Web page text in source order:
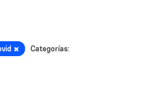
Categorías: